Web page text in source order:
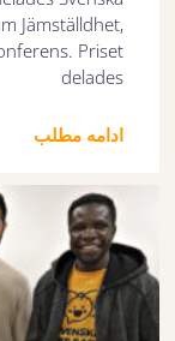
Jämställdhet,
Priset
delades
ادامه مطلب